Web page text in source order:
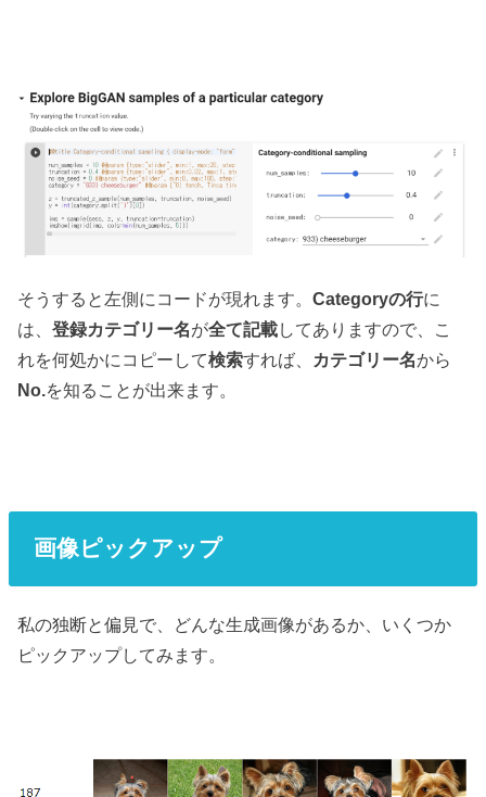
そうすると左側にコードが現れます。Categoryの行に
は、登録カテゴリー名が全て記載してありますので、こ
れを何処かにコピーして検索すれば、 カテゴリー名から
No.を知ることが出来ます。
画像ピックアップ
私の独断と偏見で、どんな生成画像があるか、いくつか
ピックアップしてみます。